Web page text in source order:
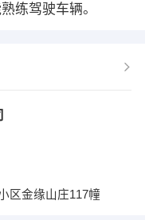
练驾驶车辆。
区金缘山庄117幢